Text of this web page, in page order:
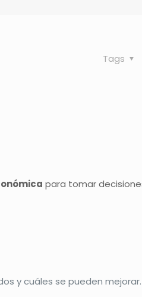
Tags
para tomar
y cuáles se pueden mejorar.